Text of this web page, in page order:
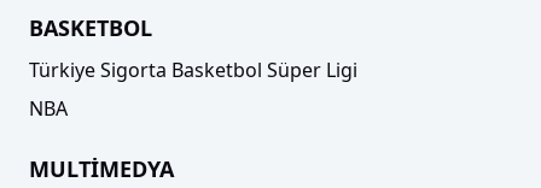
BASKETBOL
Türkiye Sigorta Basketbol Süper Ligi
NBA
MULTİMEDYA